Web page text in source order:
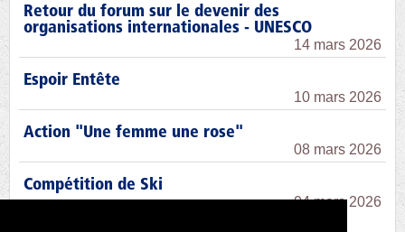
Retour du forum sur le devenir des
organisations internationales - UNESCO
14 mars 2026
Espoir Entête
10 mars 2026
Action "Une femme une rose"
08 mars 2026
Compétition de Ski
04 mars 2026